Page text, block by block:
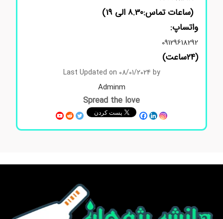
(ساعات تماس:8.30 الی 19)
واتساپ:
09129618292
Last Updated on 08/01/2024 by
Adminm
Spread the love